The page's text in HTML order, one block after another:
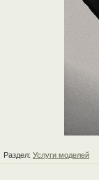
Раздел: Услуги моделей